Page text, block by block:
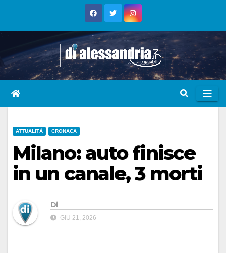
ATTUALITÀ CRONACA
Milano: auto finisce
in un canale, 3 morti
Di
GIU 21, 2026